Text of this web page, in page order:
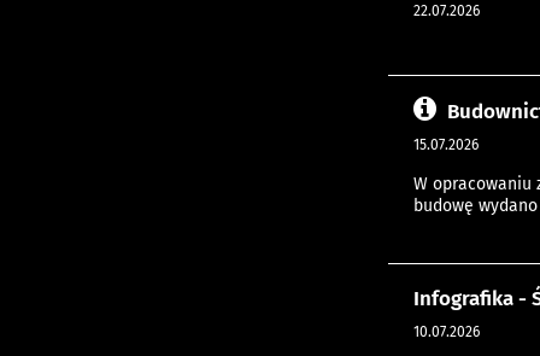
22.07.2026
15.07.2026
W opracowaniu
budowę
Infografika -
10.07.2026